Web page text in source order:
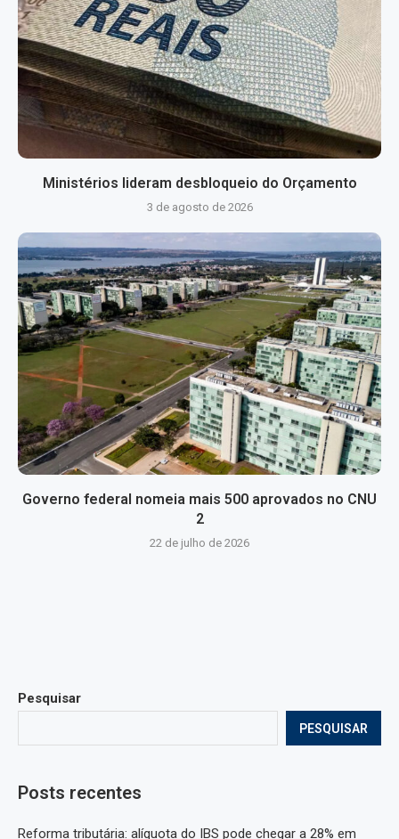
Ministérios lideram desbloqueio do Orçamento
3 de agosto de 2026
Governo federal nomeia mais 500 aprovados no CNU
2
22 de julho de 2026
Pesquisar
PESQUISAR
Posts recentes
Reforma tributária: alíquota do IBS pode chegar a 28% em